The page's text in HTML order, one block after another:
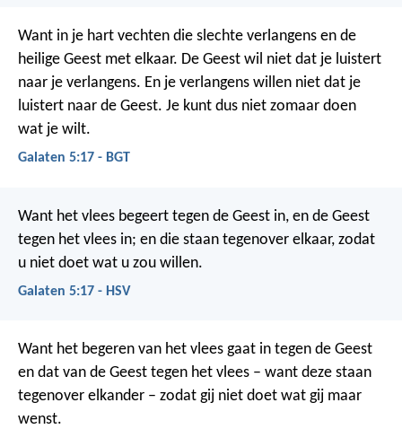
Want in je hart vechten die slechte verlangens en de
heilige Geest met elkaar. De Geest wil niet dat je luistert
naar je verlangens. En je verlangens willen niet dat je
luistert naar de Geest. Je kunt dus niet zomaar doen
wat je wilt.
Galaten 5:17 - BGT
Want het vlees begeert tegen de Geest in, en de Geest
tegen het vlees in; en die staan tegenover elkaar, zodat
u niet doet wat u zou willen.
Galaten 5:17 - HSV
Want het begeren van het vlees gaat in tegen de Geest
en dat van de Geest tegen het vlees – want deze staan
tegenover elkander – zodat gij niet doet wat gij maar
wenst.